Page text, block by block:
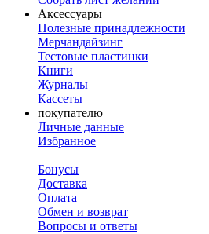
Аксессуары
Полезные принадлежности
Мерчандайзинг
Тестовые пластинки
Книги
Журналы
Кассеты
покупателю
Личные данные
Избранное
Бонусы
Доставка
Оплата
Обмен и возврат
Вопросы и ответы